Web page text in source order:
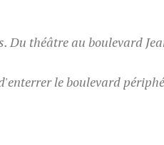
Du théâtre au boulevard
le boulevard